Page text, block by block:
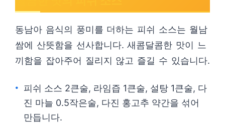
동남아 음식의 풍미를 더하는 피쉬 소스는 월남
쌈에 산뜻함을 선사합니다. 새콤달콤한 맛이 느
끼함을 잡아주어 질리지 않고 즐길 수 있습니다.
피쉬 소스 2큰술, 라임즙 1큰술, 설탕 1큰술, 다
진 마늘 0.5작은술, 다진 홍고추 약간을 섞어
만듭니다.